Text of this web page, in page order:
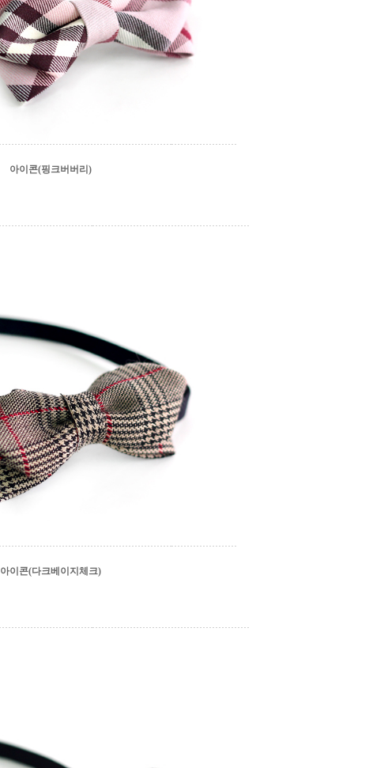
아이콘(핑크버버리)
아이콘(다크베이지체크)